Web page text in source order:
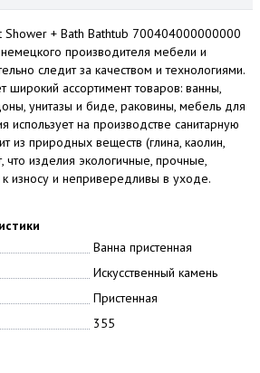
Shower + Bath Bathtub 700404000000000
производителя мебели и
следит за качеством и технологиями.
широкий ассортимент товаров: ванны,
унитазы и биде, раковины, мебель для
использует на производстве санитарную
из природных веществ (глина, каолин,
что изделия экологичные, прочные,
износу и непривередливы в уходе.
Ванна пристенная
Искусственный камень
Пристенная
355